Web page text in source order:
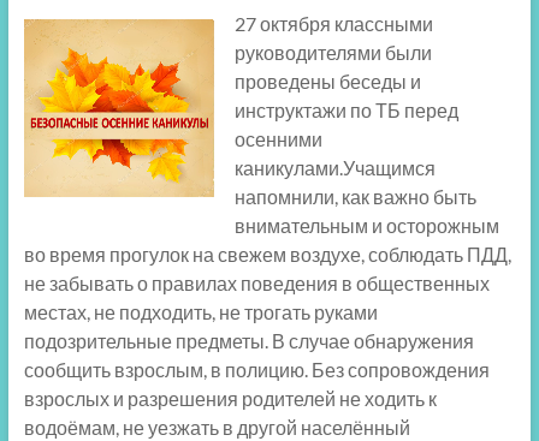
27 октября классными
руководителями были
проведены беседы и
инструктажи по ТБ перед
осенними
каникулами.Учащимся
напомнили, как важно быть
внимательным и осторожным
во время прогулок на свежем воздухе, соблюдать ПДД,
не забывать о правилах поведения в общественных
местах, не подходить, не трогать руками
подозрительные предметы. В случае обнаружения
сообщить взрослым, в полицию. Без сопровождения
взрослых и разрешения родителей не ходить к
водоёмам, не уезжать в другой населённый